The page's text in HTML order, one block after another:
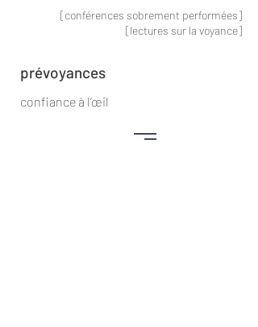
[conférences sobrement performées]
[lectures sur la voyance]
prévoyances
confiance à l’œil